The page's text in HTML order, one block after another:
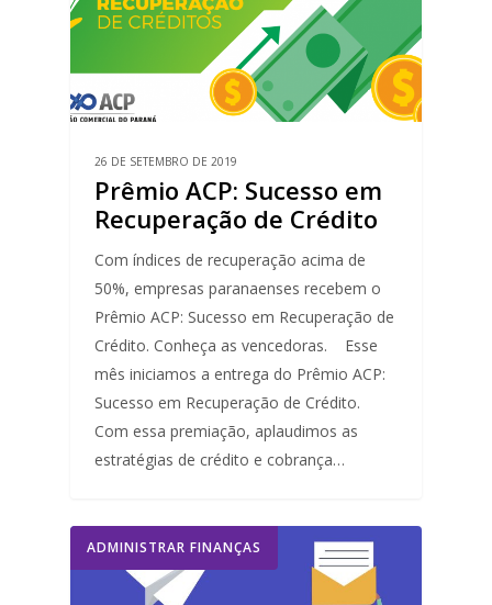
26 DE SETEMBRO DE 2019
Prêmio ACP: Sucesso em
Recuperação de Crédito
Com índices de recuperação acima de
50%, empresas paranaenses recebem o
Prêmio ACP: Sucesso em Recuperação de
Crédito. Conheça as vencedoras. Esse
mês iniciamos a entrega do Prêmio ACP:
Sucesso em Recuperação de Crédito.
Com essa premiação, aplaudimos as
estratégias de crédito e cobrança…
ADMINISTRAR FINANÇAS